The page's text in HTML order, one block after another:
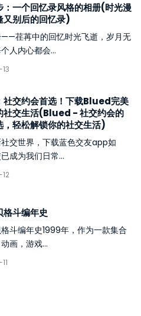
：一个回忆录风格的相册(时光漫
又别后的回忆录)
——荏苒中的回忆时光飞逝，岁月无
人内心都会...
社交约会首选！下载Blued完美
社交生活(Blued - 社交约会的
，轻松解锁你的社交生活)
交世界，下载蓝色交友app如
成为我们日常...
格斗编年史
斗编年史1999年，作为一款集合
画，游戏...